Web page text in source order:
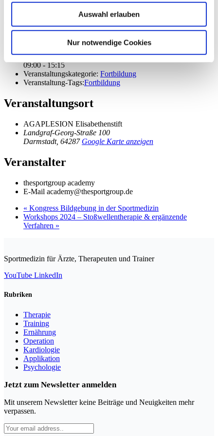
Auswahl erlauben
Nur notwendige Cookies
Details
10. Februar 2024
Zeit:
09:00 - 15:15
Veranstaltungskategorie: Fortbildung
Veranstaltung-Tags:Fortbildung
Veranstaltungsort
AGAPLESION Elisabethenstift
Landgraf-Georg-Straße 100
Darmstadt, 64287 Google Karte anzeigen
Veranstalter
thesportgroup academy
E-Mail academy@thesportgroup.de
« Kongress Bildgebung in der Sportmedizin
Workshops 2024 – Stoßwellentherapie & ergänzende
Verfahren »
Sportmedizin für Ärzte, Therapeuten und Trainer
YouTube LinkedIn
Rubriken
Therapie
Training
Ernährung
Operation
Kardiologie
Applikation
Psychologie
Jetzt zum Newsletter anmelden
Mit unserem Newsletter keine Beiträge und Neuigkeiten mehr
verpassen.